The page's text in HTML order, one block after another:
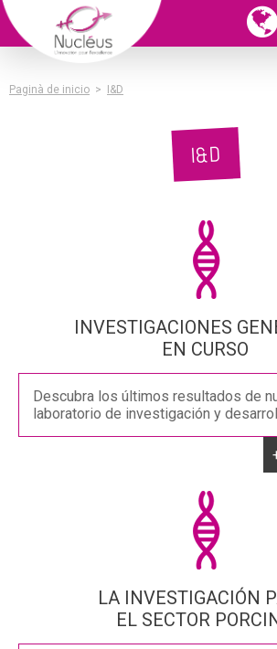
Paginà de inicio > I&D
I&D
INVESTIGACIONES
EN CURSO
Descubra los últimos resultados de
laboratorio de investigación y
LA INVESTIGACIÓN
EL SECTOR